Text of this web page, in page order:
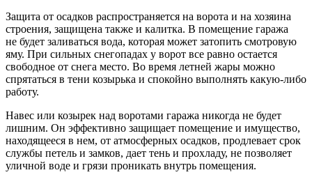
Защита от осадков распространяется на ворота и на хозяина
строения, защищена также и калитка. В помещение гаража
не будет заливаться вода, которая может затопить смотровую
яму. При сильных снегопадах у ворот все равно остается
свободное от снега место. Во время летней жары можно
спрятаться в тени козырька и спокойно выполнять какую-либо
работу.
Навес или козырек над воротами гаража никогда не будет
лишним. Он эффективно защищает помещение и имущество,
находящееся в нем, от атмосферных осадков, продлевает срок
службы петель и замков, дает тень и прохладу, не позволяет
уличной воде и грязи проникать внутрь помещения.